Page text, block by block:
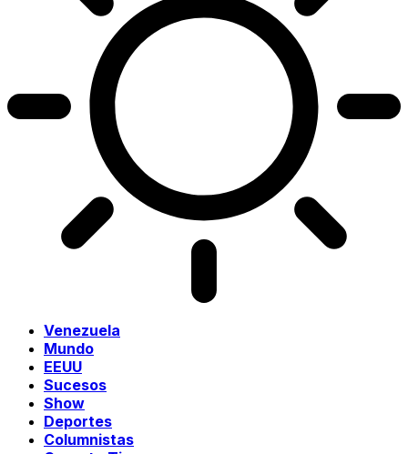
Venezuela
Mundo
EEUU
Sucesos
Show
Deportes
Columnistas